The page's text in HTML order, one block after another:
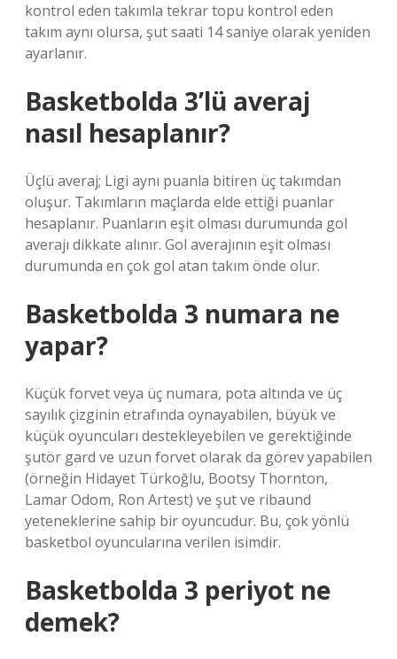
kontrol eden takımla tekrar topu kontrol eden
takım aynı olursa, şut saati 14 saniye olarak yeniden
ayarlanır.
Basketbolda 3’lü averaj
nasıl hesaplanır?
Üçlü averaj; Ligi aynı puanla bitiren üç takımdan
oluşur. Takımların maçlarda elde ettiği puanlar
hesaplanır. Puanların eşit olması durumunda gol
averajı dikkate alınır. Gol averajının eşit olması
durumunda en çok gol atan takım önde olur.
Basketbolda 3 numara ne
yapar?
Küçük forvet veya üç numara, pota altında ve üç
sayılık çizginin etrafında oynayabilen, büyük ve
küçük oyuncuları destekleyebilen ve gerektiğinde
şutör gard ve uzun forvet olarak da görev yapabilen
(örneğin Hidayet Türkoğlu, Bootsy Thornton,
Lamar Odom, Ron Artest) ve şut ve ribaund
yeteneklerine sahip bir oyuncudur. Bu, çok yönlü
basketbol oyuncularına verilen isimdir.
Basketbolda 3 periyot ne
demek?